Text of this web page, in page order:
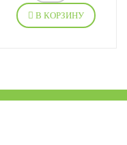
В КОРЗИНУ